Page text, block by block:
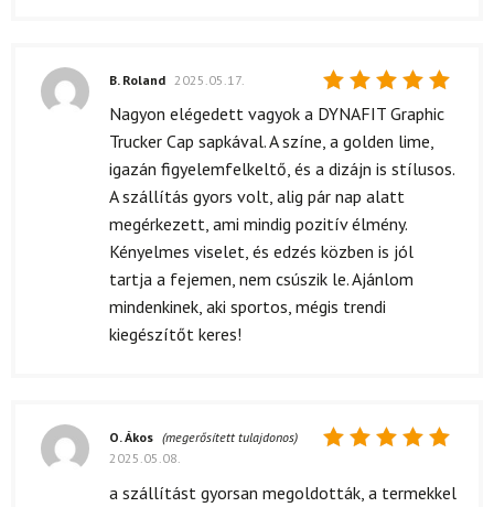
Értékelés:
B. Roland 2025.05.17.
Nagyon elégedett vagyok a DYNAFIT Graphic
Trucker Cap sapkával. A színe, a golden lime,
igazán figyelemfelkeltő, és a dizájn is stílusos.
A szállítás gyors volt, alig pár nap alatt
megérkezett, ami mindig pozitív élmény.
Kényelmes viselet, és edzés közben is jól
tartja a fejemen, nem csúszik le. Ajánlom
mindenkinek, aki sportos, mégis trendi
kiegészítőt keres!
5/ 5
O. Ákos (megerősített tulajdonos)
2025.05.08.
a szállítást gyorsan megoldották, a termekkel